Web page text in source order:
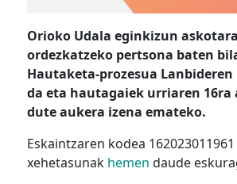
Orioko Udala eginkizun
ordezkatzeko pertsona baten
Hautaketa-prozesua Lanbideren
da eta hautagaiek urriaren 16ra
dute aukera izena emateko.
Eskaintzaren kodea
xehetasunak hemen daude